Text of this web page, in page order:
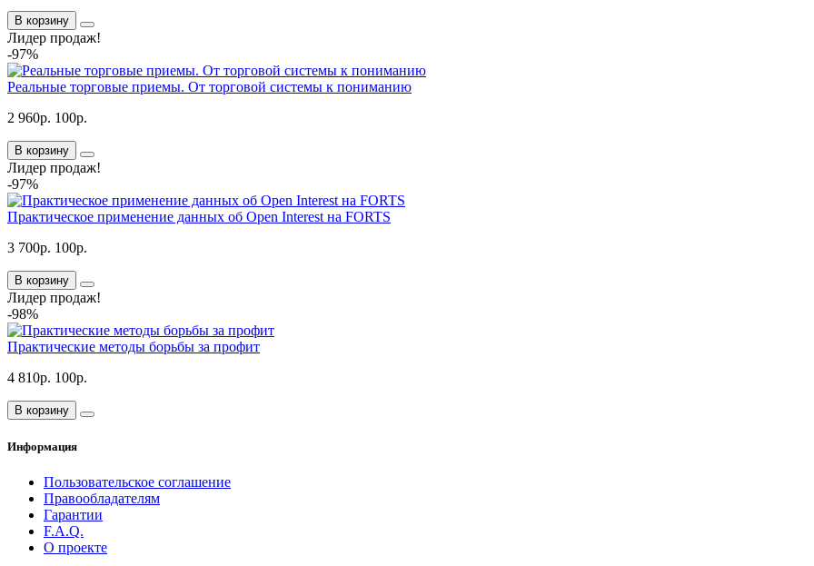
В корзину
Лидер продаж!
-97%
Реальные торговые приемы. От торговой системы к пониманию
2 960р. 100р.
В корзину
Лидер продаж!
-97%
Практическое применение данных об Open Interest на FORTS
3 700р. 100р.
В корзину
Лидер продаж!
-98%
Практические методы борьбы за профит
4 810р. 100р.
В корзину
Информация
Пользовательское соглашение
Правообладателям
Гарантии
F.A.Q.
О проекте